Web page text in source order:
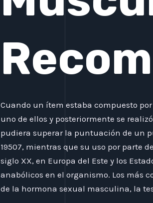
Cuando un ítem estaba compuesto
uno de ellos y posteriormente se
pudiera superar la puntuación de un
19507, mientras que su uso por parte
siglo XX, en Europa del Este y los
anabólicos en el organismo. Los más
de la hormona sexual masculina, la